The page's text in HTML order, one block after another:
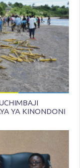
YA KINONDONI